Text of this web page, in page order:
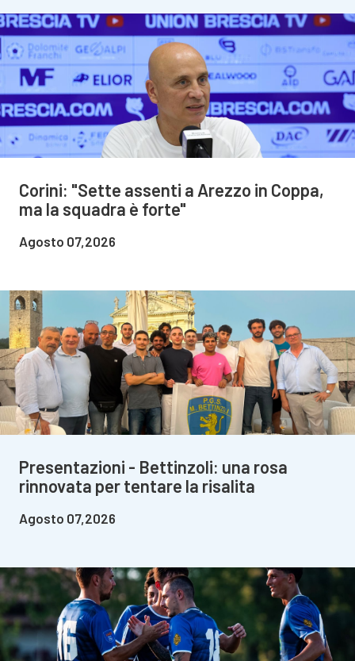
Corini: "Sette assenti a Arezzo in Coppa,
ma la squadra è forte"
Agosto 07,2026
Presentazioni - Bettinzoli: una rosa
rinnovata per tentare la risalita
Agosto 07,2026